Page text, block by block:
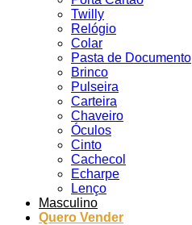
Twilly
Relógio
Colar
Pasta de Documento
Brinco
Pulseira
Carteira
Chaveiro
Óculos
Cinto
Cachecol
Echarpe
Lenço
Masculino
Quero Vender